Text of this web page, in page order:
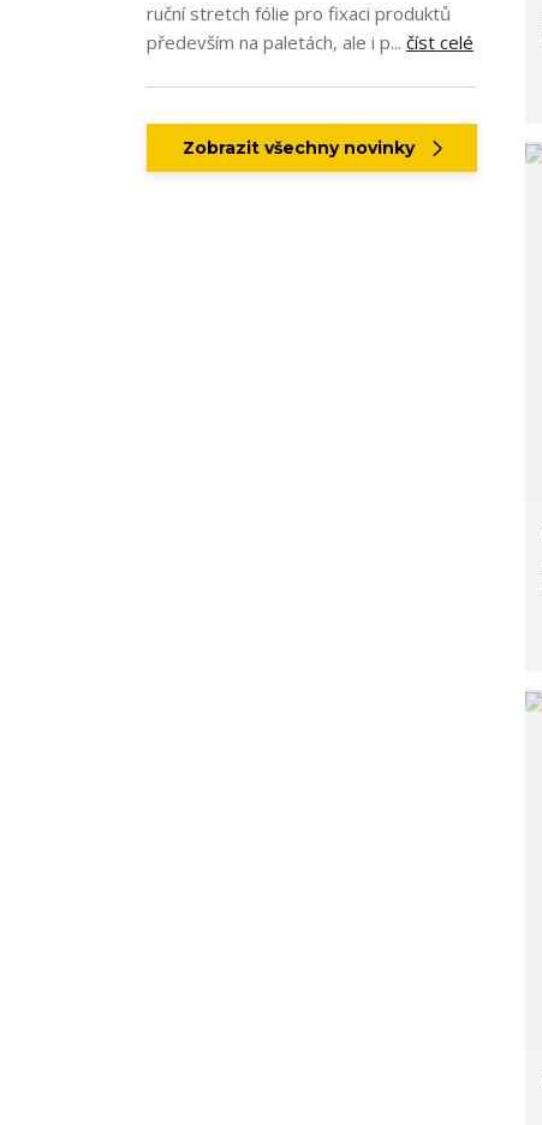
ruční stretch fólie pro fixaci produktů
především na paletách, ale i p... číst celé
Zobrazit všechny novinky